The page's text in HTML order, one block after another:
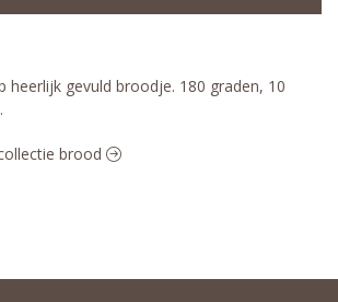
heerlijk gevuld broodje. 180 graden, 10
brood